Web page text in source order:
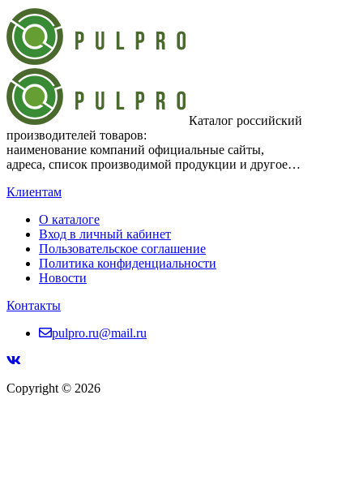
Каталог российский
производителей товаров:
наименование компаний официальные сайты,
адреса, список производимой продукции и другое…
Клиентам
О каталоге
Вход в личный кабинет
Пользовательское соглашение
Политика конфиденциальности
Новости
Контакты
pulpro.ru@mail.ru
Copyright © 2026